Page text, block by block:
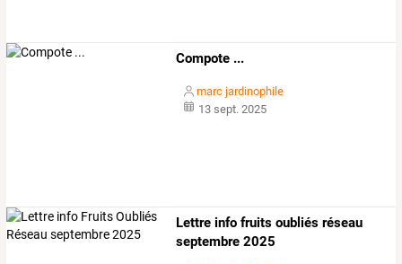
Compote ...
marc jardinophile
13 sept. 2025
Lettre info fruits oubliés réseau
septembre 2025